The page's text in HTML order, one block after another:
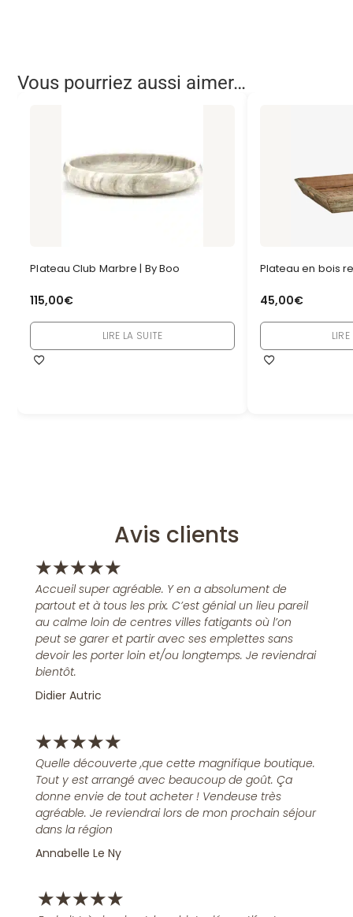
Vous pourriez aussi aimer…
Plateau Club Marbre | By Boo
115,00€
LIRE LA SUITE
Plateau en bois
45,00€
Avis clients
★★★★★
Accueil super agréable. Y en a absolument de
partout et à tous les prix. C’est génial un lieu pareil
au calme loin de centres villes fatigants où l’on
peut se garer et partir avec ses emplettes sans
devoir les porter loin et/ou longtemps. Je reviendrai
bientôt.
Didier Autric
★★★★★
Quelle découverte ,que cette magnifique boutique.
Tout y est arrangé avec beaucoup de goût. Ça
donne envie de tout acheter ! Vendeuse très
agréable. Je reviendrai lors de mon prochain séjour
dans la région
Annabelle Le Ny
★★★★★